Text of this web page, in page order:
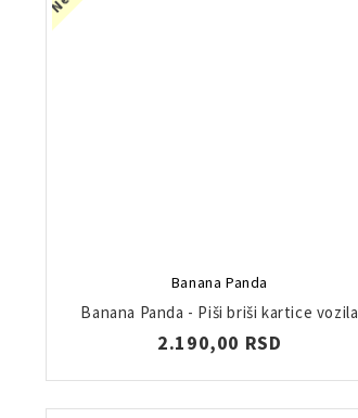
Banana Panda
Banana Panda - Piši briši kartice vozila
2.190,00 RSD